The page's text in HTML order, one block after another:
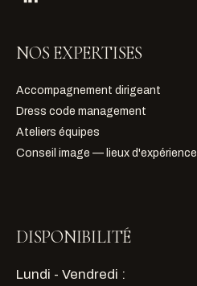
NOS EXPERTISES
Accompagnement dirigeant
Dress code management
Ateliers équipes
Conseil image — lieux d'expérience
DISPONIBILITÉ
Lundi - Vendredi :